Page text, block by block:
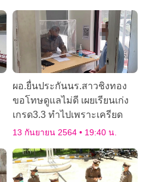
ผอ.ยื่นประกันนร.สาวชิงทอง
ขอโทษดูแลไม่ดี เผยเรียนเก่ง
เกรด3.3 ทำไปเพราะเครียด
13 กันยายน 2564 19:40 น.